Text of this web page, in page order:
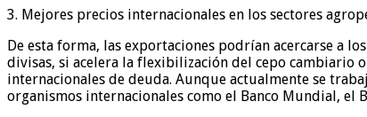
3. Mejores precios internacionales en los sectores
De esta forma, las exportaciones podrían acercarse a
divisas, si acelera la flexibilización del cepo cambiario
internacionales de deuda. Aunque actualmente se
organismos internacionales como el Banco Mundial, el